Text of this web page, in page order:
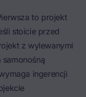
to projekt
stoicie przed
z wylewanymi
samonośną
ingerencji